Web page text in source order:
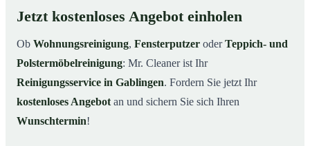
Jetzt kostenloses Angebot einholen
Ob Wohnungsreinigung, Fensterputzer oderTeppich- und
Polstermöbelreinigung: Mr. Cleaner ist Ihr
Reinigungsservice in Gablingen. Fordern Sie jetzt Ihr
kostenloses Angebot an und sichern Sie sich Ihren
Wunschtermin!